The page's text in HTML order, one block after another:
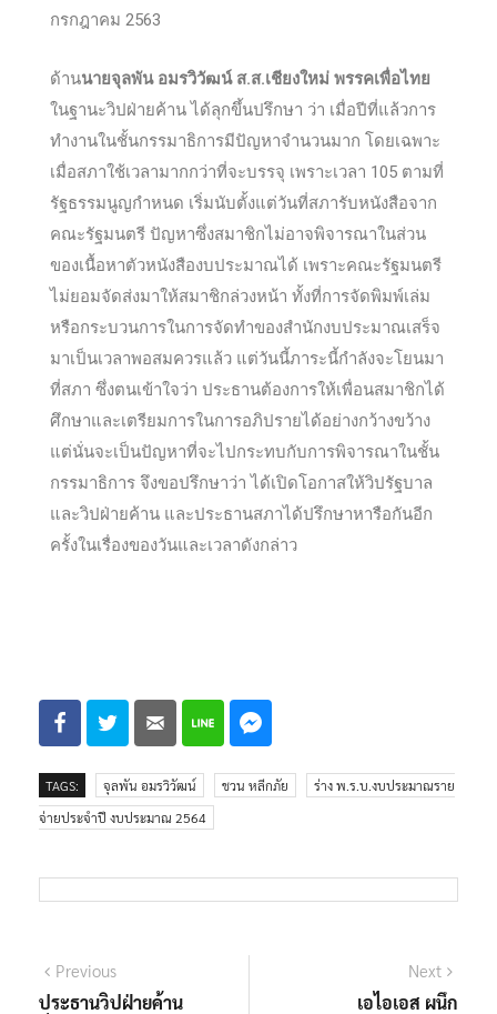
กรกฎาคม 2563
ด้านนายจุลพัน อมรวิวัฒน์ ส.ส.เชียงใหม่ พรรคเพื่อไทย
ในฐานะวิปฝ่ายค้าน ได้ลุกขึ้นปรึกษา ว่า เมื่อปีที่แล้วการ
ทำงานในชั้นกรรมาธิการมีปัญหาจำนวนมาก โดยเฉพาะ
เมื่อสภาใช้เวลามากกว่าที่จะบรรจุ เพราะเวลา 105 ตามที่
รัฐธรรมนูญกำหนด เริ่มนับตั้งแต่วันที่สภารับหนังสือจาก
คณะรัฐมนตรี ปัญหาซึ่งสมาชิกไม่อาจพิจารณาในส่วน
ของเนื้อหาตัวหนังสืองบประมาณได้ เพราะคณะรัฐมนตรี
ไม่ยอมจัดส่งมาให้สมาชิกล่วงหน้า ทั้งที่การจัดพิมพ์เล่ม
หรือกระบวนการในการจัดทำของสำนักงบประมาณเสร็จ
มาเป็นเวลาพอสมควรแล้ว แต่วันนี้ภาระนี้กำลังจะโยนมา
ที่สภา ซึ่งตนเข้าใจว่า ประธานต้องการให้เพื่อนสมาชิกได้
ศึกษาและเตรียมการในการอภิปรายได้อย่างกว้างขว้าง
แต่นั่นจะเป็นปัญหาที่จะไปกระทบกับการพิจารณาในชั้น
กรรมาธิการ จึงขอปรึกษาว่า ได้เปิดโอกาสให้วิปรัฐบาล
และวิปฝ่ายค้าน และประธานสภาได้ปรึกษาหารือกันอีก
ครั้งในเรื่องของวันและเวลาดังกล่าว
TAGS: จุลพัน อมรวิวัฒน์ ชวน หลีกภัย
ร่าง พ.ร.บ.งบประมาณราย
จ่ายประจำปี งบประมาณ 2564
Previous
ประธานวิปฝ่ายค้าน
Next
เอไอเอส ผนึก